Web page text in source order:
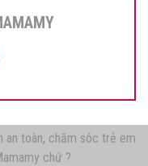
an toàn, chăm sóc trẻ em
chứ ?